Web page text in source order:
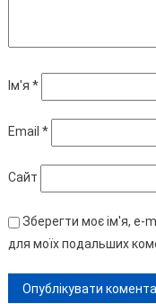
Ім'я *
Email *
Сайт
Зберегти моє ім'я, e-
для моїх подальших